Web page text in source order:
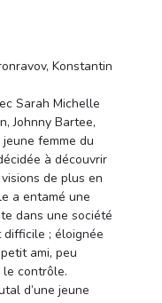
Konstantin
Sarah Michelle
Johnny Bartee,
femme du
à découvrir
de plus en
a entamé une
dans une société
difficile ; éloignée
ami, peu
le contrôle.
d’une jeune